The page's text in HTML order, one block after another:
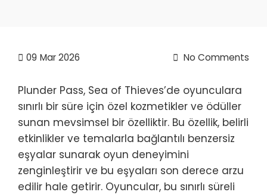
09 Mar 2026 No Comments
Plunder Pass, Sea of Thieves’de oyunculara
sınırlı bir süre için özel kozmetikler ve ödüller
sunan mevsimsel bir özelliktir. Bu özellik, belirli
etkinlikler ve temalarla bağlantılı benzersiz
eşyalar sunarak oyun deneyimini
zenginleştirir ve bu eşyaları son derece arzu
edilir hale getirir. Oyuncular, bu sınırlı süreli